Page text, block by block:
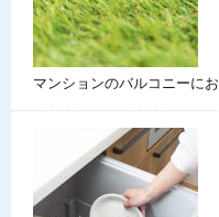
マンションのバルコニーに